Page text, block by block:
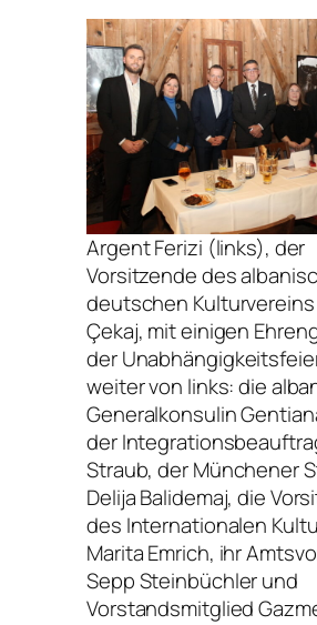
Argent Ferizi (links), der
Vorsitzende des
deutschen Kulturvereins
Çekaj, mit einigen
der
weiter von links: die
Generalkonsulin
der
Straub, der Münchener
Delija Balidemaj, die
des Internationalen
Marita Emrich, ihr
Sepp Steinbüchler und
Vorstandsmitglied